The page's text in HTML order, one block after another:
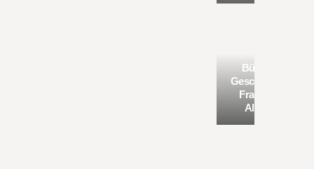
Büro- und
Geschäftshaus
Frankfurter
Allee 206